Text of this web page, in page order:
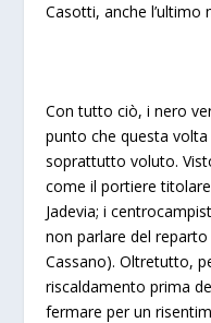
Casotti, anche l’ultimo
Con tutto ciò, i nero
punto che questa
soprattutto voluto.
come il portiere
Jadevia; i
non parlare del
Cassano). Oltretutto,
riscaldamento prima
fermare per un